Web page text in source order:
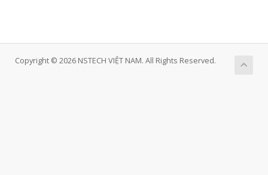
Copyright © 2026 NSTECH VIỆT NAM. All Rights Reserved.